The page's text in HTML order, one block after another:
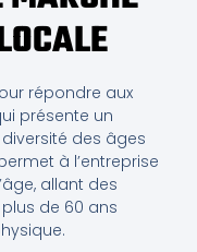
répondre aux
présente un
diversité des âges
à l’entreprise
allant des
de 60 ans